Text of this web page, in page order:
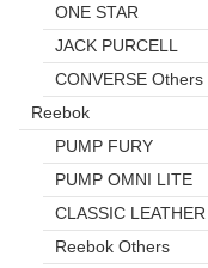
ONE STAR
JACK PURCELL
CONVERSE Others
Reebok
PUMP FURY
PUMP OMNI LITE
CLASSIC LEATHER
Reebok Others